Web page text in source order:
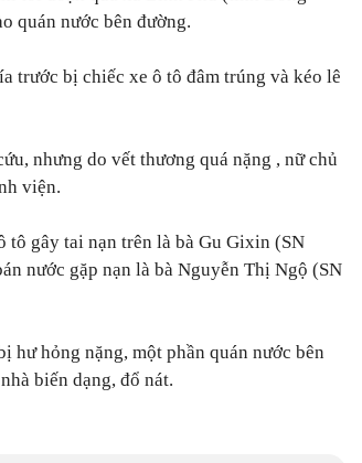
quán nước bên đường.
trước bị chiếc xe ô tô đâm trúng và kéo lê
nhưng do vết thương quá nặng , nữ chủ
viện.
tô gây tai nạn trên là bà Gu Gixin (SN
nước gặp nạn là bà Nguyễn Thị Ngộ (SN
hư hỏng nặng, một phần quán nước bên
biến dạng, đổ nát.